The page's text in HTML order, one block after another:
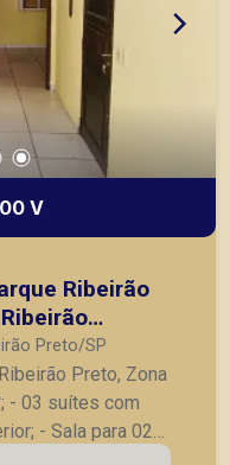
V
Ribeirão
Preto/SP
Preto, Zona